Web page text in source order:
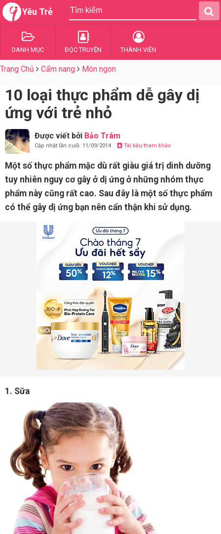
Yêu Trẻ
DANH MỤC ĐỌC TRUYỆN THÀNH VIÊN
Trang Chủ Cẩm nang Món ngon
10 loại thực phẩm dễ gây dị
ứng với trẻ nhỏ
Được viết bởi Bảo Trâm
Cập nhật lần cuối: 11/09/2014 Tài liệu tham khảo
Một số thực phẩm mặc dù rất giàu giá trị dinh dưỡng
tuy nhiên nguy cơ gây ở dị ứng ở những nhóm thực
phẩm này cũng rất cao. Sau đây là một số thực phẩm
có thể gây dị ứng bạn nên cẩn thận khi sử dụng.
1. Sữa